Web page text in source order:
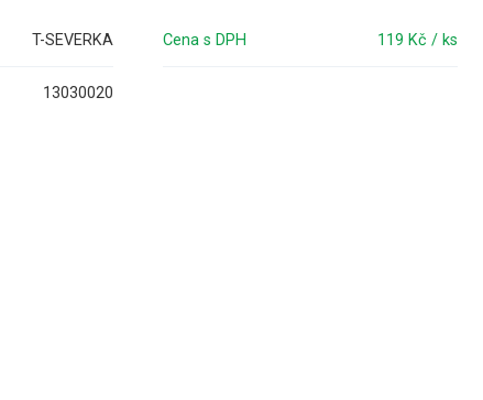
T-SEVERKA
13030020
Cena s DPH 119 Kč / ks